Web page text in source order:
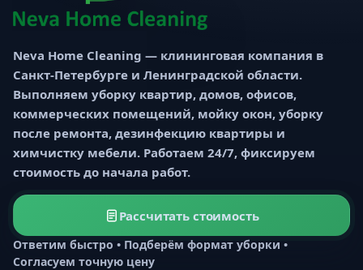
Neva Home Cleaning — клининговая компания в
Санкт-Петербурге и Ленинградской области.
Выполняем уборку квартир, домов, офисов,
коммерческих помещений, мойку окон, уборку
после ремонта, дезинфекцию квартиры и
химчистку мебели. Работаем 24/7, фиксируем
стоимость до начала работ.
Рассчитать стоимость
Ответим быстро • Подберём формат уборки •
Согласуем точную цену